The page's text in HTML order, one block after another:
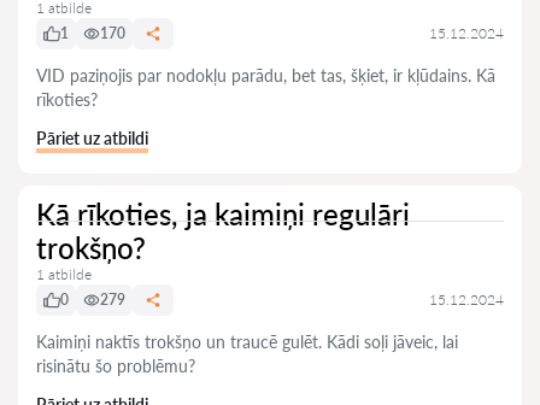
1 atbilde
1
170 15.12.2024
VID paziņojis par nodokļu parādu, bet tas, šķiet, ir kļūdains. Kā
rīkoties?
Pāriet uz atbildi
Kā rīkoties, ja kaimiņi regulāri
trokšņo?
1 atbilde
0
279 15.12.2024
Kaimiņi naktīs trokšņo un traucē gulēt. Kādi soļi jāveic, lai
risinātu šo problēmu?